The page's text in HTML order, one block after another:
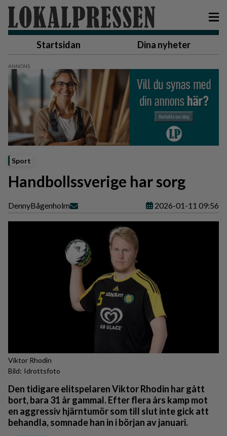
Startsidan Dina nyheter
Sport
Handbollssverige har sorg
DennyBågenholm 2026-01-11 09:56
Viktor Rhodin
Idrottsfoto
Den tidigare elitspelaren Viktor Rhodin har gått
bort, bara 31 år gammal. Efter flera års kamp mot
en aggressiv hjärntumör som till slut inte gick att
behandla, somnade han in i början av januari.